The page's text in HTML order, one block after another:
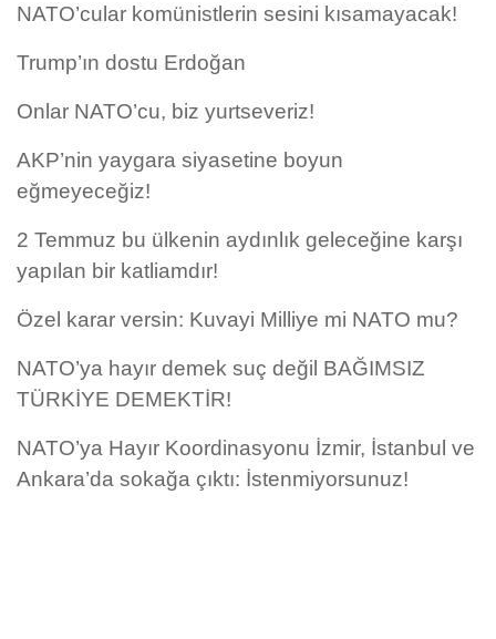
NATO’cular komünistlerin sesini kısamayacak!
Trump’ın dostu Erdoğan
Onlar NATO’cu, biz yurtseveriz!
AKP’nin yaygara siyasetine boyun
eğmeyeceğiz!
2 Temmuz bu ülkenin aydınlık geleceğine karşı
yapılan bir katliamdır!
Özel karar versin: Kuvayi Milliye mi NATO mu?
NATO’ya hayır demek suç değil BAĞIMSIZ
TÜRKİYE DEMEKTİR!
NATO’ya Hayır Koordinasyonu İzmir, İstanbul ve
Ankara’da sokağa çıktı: İstenmiyorsunuz!